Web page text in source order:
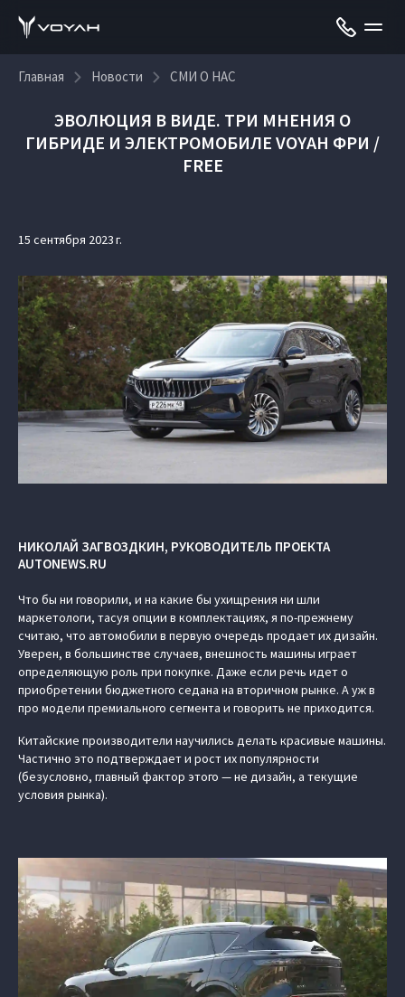
Главная Новости СМИ О НАС
ЭВОЛЮЦИЯ В ВИДЕ. ТРИ МНЕНИЯ О
ГИБРИДЕ И ЭЛЕКТРОМОБИЛЕ VOYAH ФРИ /
FREE
15 сентября 2023 г.
НИКОЛАЙ ЗАГВОЗДКИН, РУКОВОДИТЕЛЬ ПРОЕКТА
AUTONEWS.RU
Что бы ни говорили, и на какие бы ухищрения ни шли
маркетологи, тасуя опции в комплектациях, я по-прежнему
считаю, что автомобили в первую очередь продает их дизайн.
Уверен, в большинстве случаев, внешность машины играет
определяющую роль при покупке. Даже если речь идет о
приобретении бюджетного седана на вторичном рынке. А уж в
про модели премиального сегмента и говорить не приходится.
Китайские производители научились делать красивые машины.
Частично это подтверждает и рост их популярности
(безусловно, главный фактор этого — не дизайн, а текущие
условия рынка).